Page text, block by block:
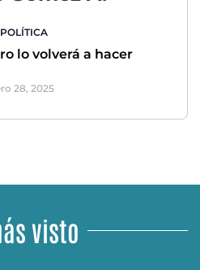
POLÍTICA
lo volverá a hacer
28, 2025
visto